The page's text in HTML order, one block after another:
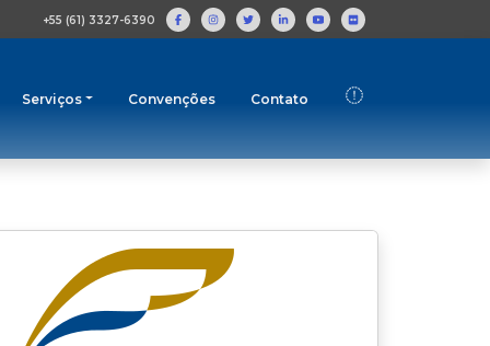
+55 (61) 3327-6390
Serviços Convenções Contato